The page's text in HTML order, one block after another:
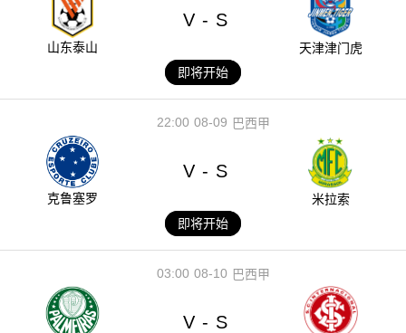
山东泰山
V - S
天津津门虎
即将开始
08-09
22:00 巴西甲
克鲁塞罗
V - S
米拉索
即将开始
08-10
03:00 巴西甲
V - S